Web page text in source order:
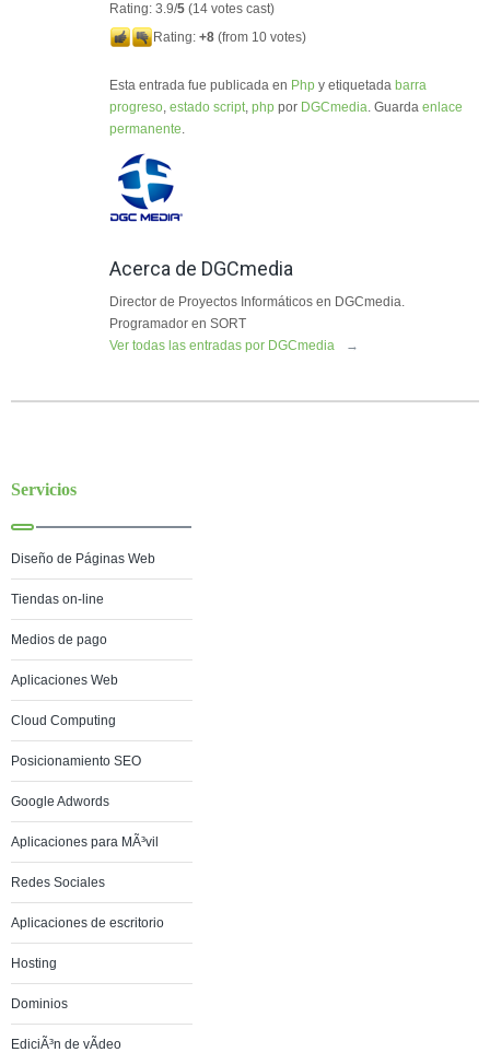
Rating: 3.9/5 (14 votes cast)
Rating: +8 (from 10 votes)
Esta entrada fue publicada en Php y etiquetada barra
progreso, estado script, php por DGCmedia. Guarda enlace
permanente.
Acerca de DGCmedia
Director de Proyectos Informáticos en DGCmedia.
Programador en SORT
Ver todas las entradas por DGCmedia
→
Servicios
Diseño de Páginas Web
Tiendas on-line
Medios de pago
Aplicaciones Web
Cloud Computing
Posicionamiento SEO
Google Adwords
Aplicaciones para MÃ³vil
Redes Sociales
Aplicaciones de escritorio
Hosting
Dominios
EdiciÃ³n de vÃ­deo